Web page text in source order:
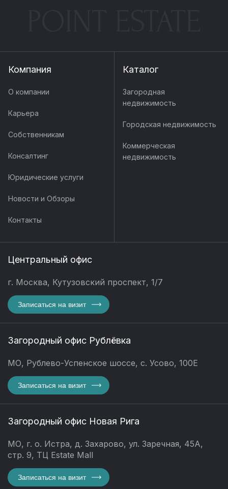
Компания
О компании
Карьера
Собственникам
Консалтинг
Юридические услуги
Новости и Обзоры
Контакты
Каталог
Загородная
недвижимость
Городская недвижимость
Коммерческая
недвижимость
Центральный офис
г. Москва, Кутузовский проспект, 1/7
Записаться на визит
Загородный офис Рублёвка
МО, Рублево-Успенское шоссе, с. Усово, 100Е
Записаться на визит
Загородный офис Новая Рига
МО, г. о. Истра, д. Захарово, ул. Заречная, 45А,
стр. 9, ТЦ Estate Mall
Записаться на визит